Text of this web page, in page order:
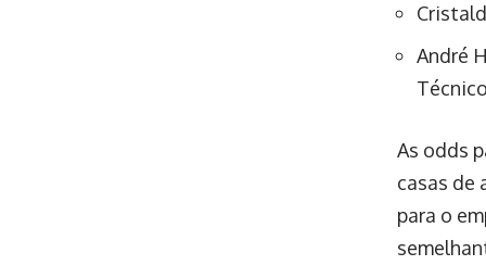
André
As odds
casas de
para o